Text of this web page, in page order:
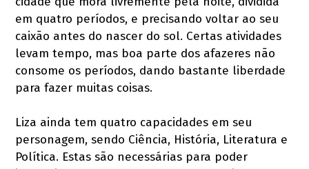
em quatro períodos, e precisando voltar ao seu
caixão antes do nascer do sol. Certas atividades
levam tempo, mas boa parte dos afazeres não
consome os períodos, dando bastante liberdade
para fazer muitas coisas.
Liza ainda tem quatro capacidades em seu
personagem, sendo Ciência, História, Literatura e
Política. Estas são necessárias para poder